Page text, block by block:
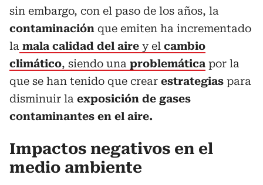
sin embargo, con el paso de los años, la
contaminación que emiten ha incrementado
la mala calidad del aire y el cambio
climático, siendo una problemática por la
que se han tenido que crear estrategias para
disminuir la exposición de gases
contaminantes en el aire.
Impactos negativos en el
medio ambiente